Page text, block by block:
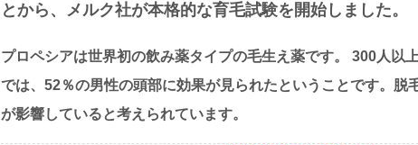
とから、メルク社が本格的な育毛試験を開始しました。
プロペシアは世界初の飲み薬タイプの毛生え薬です。 300人以
では、52％の男性の頭部に効果が見られたということです。脱
が影響していると考えられています。